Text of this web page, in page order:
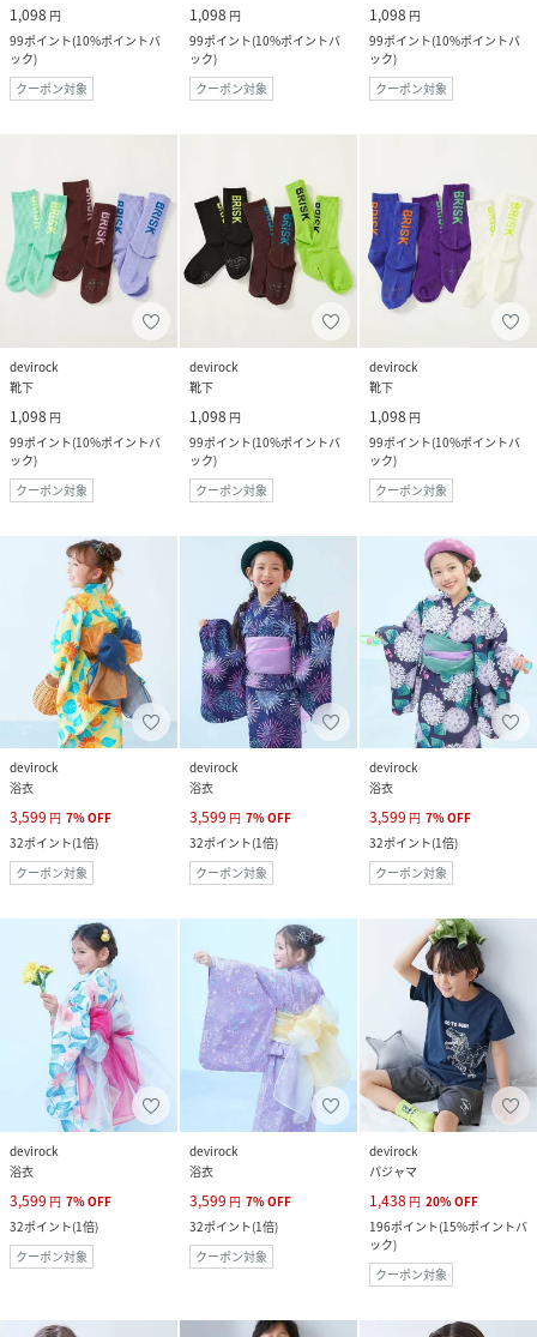
1,098 円
99ポイント(10%ポイントバ
ック)
クーポン対象
1,098 円
99ポイント(10%ポイントバ
ック)
クーポン対象
1,098 円
99ポイント(10%ポイントバ
ック)
クーポン対象
devirock
靴下
1,098 円
99ポイント(10%ポイントバ
ック)
クーポン対象
devirock
靴下
1,098 円
99ポイント(10%ポイントバ
ック)
クーポン対象
devirock
靴下
1,098 円
99ポイント(10%ポイントバ
ック)
クーポン対象
devirock
浴衣
3,599 円 7%OFF
32ポイント(1倍)
クーポン対象
devirock
浴衣
3,599 円 7%OFF
32ポイント(1倍)
クーポン対象
devirock
浴衣
3,599 円 7%OFF
32ポイント(1倍)
クーポン対象
devirock
浴衣
3,599 円 7%OFF
32ポイント(1倍)
クーポン対象
devirock
浴衣
3,599 円 7%OFF
32ポイント(1倍)
クーポン対象
devirock
パジャマ
1,438 円 20%OFF
196ポイント(15%ポイントバ
ック)
クーポン対象